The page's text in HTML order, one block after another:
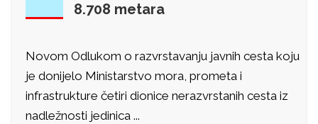
8.708 metara
Novom Odlukom o razvrstavanju javnih cesta koju
je donijelo Ministarstvo mora, prometa i
infrastrukture četiri dionice nerazvrstanih cesta iz
nadležnosti jedinica ...